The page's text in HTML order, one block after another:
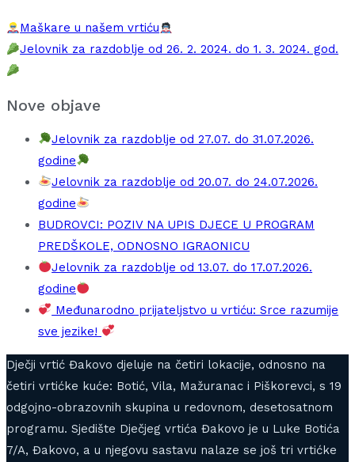
Maškare u našem vrtiću
Jelovnik za razdoblje od 26. 2. 2024. do 1. 3. 2024. god.
Nove objave
Jelovnik za razdoblje od 27.07. do 31.07.2026.
godine
Jelovnik za razdoblje od 20.07. do 24.07.2026.
godine
BUDROVCI: POZIV NA UPIS DJECE U PROGRAM
PREDŠKOLE, ODNOSNO IGRAONICU
Jelovnik za razdoblje od 13.07. do 17.07.2026.
godine
Međunarodno prijateljstvo u vrtiću: Srce razumije
sve jezike!
Dječji vrtić Đakovo djeluje na četiri lokacije, odnosno na
četiri vrtićke kuće: Botić, Vila, Mažuranac i Piškorevci, s 19
odgojno-obrazovnih skupina u redovnom, desetosatnom
programu. Sjedište Dječjeg vrtića Đakovo je u Luke Botića
7/A, Đakovo, a u njegovu sastavu nalaze se još tri vrtićke